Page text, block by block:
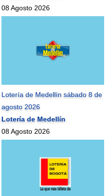
08 Agosto 2026
Lotería de Medellín sábado 8 de
agosto 2026
Lotería de Medellín
08 Agosto 2026